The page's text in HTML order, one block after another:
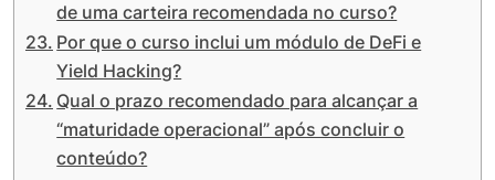
de uma carteira recomendada no curso?
Por que o curso inclui um módulo de DeFi e
Yield Hacking?
Qual o prazo recomendado para alcançar a
“maturidade operacional” após concluir o
conteúdo?